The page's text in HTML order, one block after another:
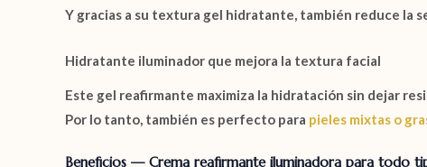
Y gracias a su textura gel hidratante, también reduce la
Hidratante iluminador que mejora la textura facial
Este gel reafirmante maximiza la hidratación sin dejar
Por lo tanto, también es perfecto para pieles mixtas o
Beneficios — Crema reafirmante iluminadora para todo